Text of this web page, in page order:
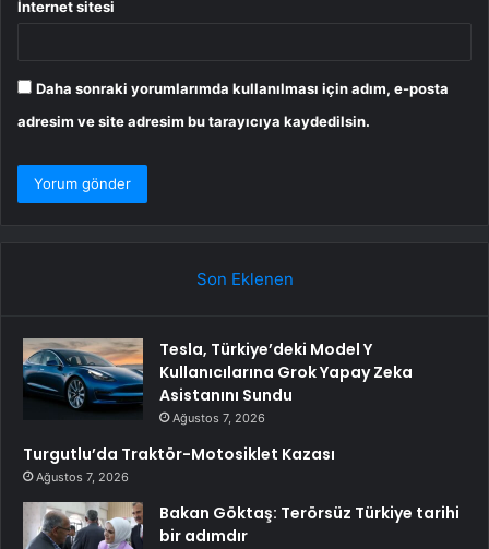
İnternet sitesi
Daha sonraki yorumlarımda kullanılması için adım, e-posta
adresim ve site adresim bu tarayıcıya kaydedilsin.
Son Eklenen
Tesla, Türkiye’deki Model Y
Kullanıcılarına Grok Yapay Zeka
Asistanını Sundu
Ağustos 7, 2026
Turgutlu’da Traktör-Motosiklet Kazası
Ağustos 7, 2026
Bakan Göktaş: Terörsüz Türkiye tarihi
bir adımdır